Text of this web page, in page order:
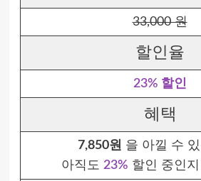
33,000 원
할인율
23% 할인
혜택
7,850원 을 아낄 수
아직도 23% 할인 중인